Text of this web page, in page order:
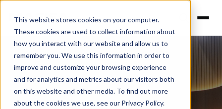
This website stores cookies on your computer.
These cookies are used to collect information about
how you interact with our website and allow us to
remember you. We use this information in order to
improve and customize your browsing experience
and for analytics and metrics about our visitors both
on this website and other media. To find out more
about the cookies we use, see our Privacy Policy.